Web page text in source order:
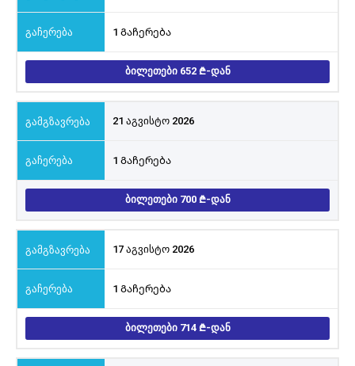
1 Გაჩერება
ᲑᲘᲚᲔᲗᲔᲑᲘ 652 -ᲓᲐᲜ
21 აგვისტო 2026
1 Გაჩერება
ᲑᲘᲚᲔᲗᲔᲑᲘ 700 -ᲓᲐᲜ
17 აგვისტო 2026
1 Გაჩერება
ᲑᲘᲚᲔᲗᲔᲑᲘ 714 -ᲓᲐᲜ